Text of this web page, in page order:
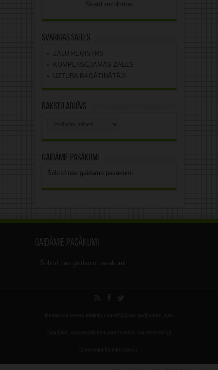
Skatīt rezultātus
Svarīgas saites
ZĀĻU REĢISTRS
KOMPENSĒJAMĀS ZĀLES
UZTURA BAGĀTINĀTĀJI
Rakstu arhīvs
Gaidāmie pasākumi
Šobrīd nav gaidāmo pasākumi.
Gaidāmie pasākumi
Šobrīd nav gaidāmo pasākumi.
Redakcija nenes atbildību sarežģījumu gadījumos, kas